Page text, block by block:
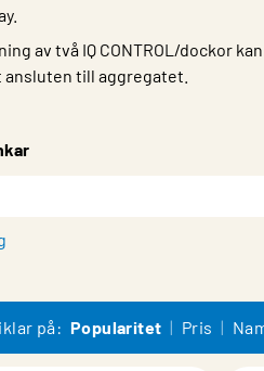
av två IQ CONTROL/dockor
till aggregatet.
på: Popularitet Pris